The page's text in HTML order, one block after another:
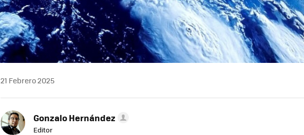
21 Febrero 2025
Gonzalo Hernández
Editor